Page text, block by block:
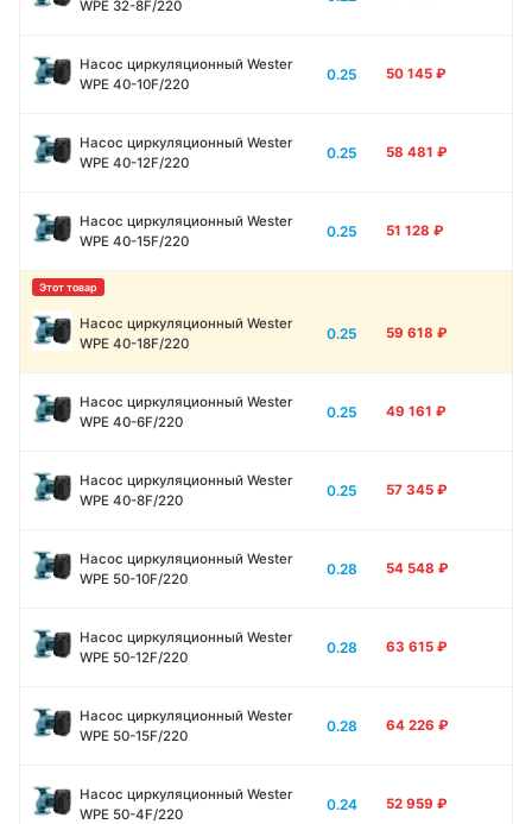
WPE 32-8F/220
Насос циркуляционный Wester
WPE 40-10F/220
0.25 50 145 ₽
Насос циркуляционный Wester
WPE 40-12F/220
0.25 58 481 ₽
Насос циркуляционный Wester
WPE 40-15F/220
0.25 51 128 ₽
Насос циркуляционный Wester
WPE 40-18F/220
0.25 59 618 ₽
Насос циркуляционный Wester
WPE 40-6F/220
0.25 49 161 ₽
Насос циркуляционный Wester
WPE 40-8F/220
0.25 57 345 ₽
Насос циркуляционный Wester
WPE 50-10F/220
0.28 54 548 ₽
Насос циркуляционный Wester
WPE 50-12F/220
0.28 63 615 ₽
Насос циркуляционный Wester
WPE 50-15F/220
0.28 64 226 ₽
Насос циркуляционный Wester
WPE 50-4F/220
0.24 52 959 ₽